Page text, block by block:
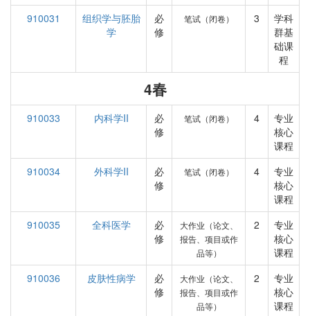
910031
组织学与胚胎
学
必
修
笔试（闭卷） 3
学科
群基
础课
程
4春
910033 内科学II
必
修
笔试（闭卷） 4
专业
核心
课程
910034
外科学II
必
修
笔试（闭卷） 4
专业
核心
课程
910035
全科医学
必
修
大作业（论文、
报告、项目或作
品等）
2
专业
核心
课程
910036
皮肤性病学
必
修
大作业（论文、
报告、项目或作
品等）
2
专业
核心
课程